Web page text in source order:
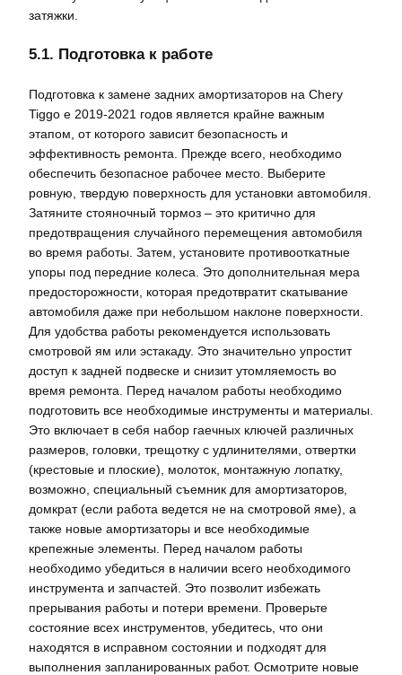
затяжки.
5.1. Подготовка к работе
Подготовка к замене задних амортизаторов на Chery
Tiggo e 2019-2021 годов является крайне важным
этапом, от которого зависит безопасность и
эффективность ремонта. Прежде всего, необходимо
обеспечить безопасное рабочее место. Выберите
ровную, твердую поверхность для установки автомобиля.
Затяните стояночный тормоз – это критично для
предотвращения случайного перемещения автомобиля
во время работы. Затем, установите противооткатные
упоры под передние колеса. Это дополнительная мера
предосторожности, которая предотвратит скатывание
автомобиля даже при небольшом наклоне поверхности.
Для удобства работы рекомендуется использовать
смотровой ям или эстакаду. Это значительно упростит
доступ к задней подвеске и снизит утомляемость во
время ремонта. Перед началом работы необходимо
подготовить все необходимые инструменты и материалы.
Это включает в себя набор гаечных ключей различных
размеров, головки, трещотку с удлинителями, отвертки
(крестовые и плоские), молоток, монтажную лопатку,
возможно, специальный съемник для амортизаторов,
домкрат (если работа ведется не на смотровой яме), а
также новые амортизаторы и все необходимые
крепежные элементы. Перед началом работы
необходимо убедиться в наличии всего необходимого
инструмента и запчастей. Это позволит избежать
прерывания работы и потери времени. Проверьте
состояние всех инструментов, убедитесь, что они
находятся в исправном состоянии и подходят для
выполнения запланированных работ. Осмотрите новые